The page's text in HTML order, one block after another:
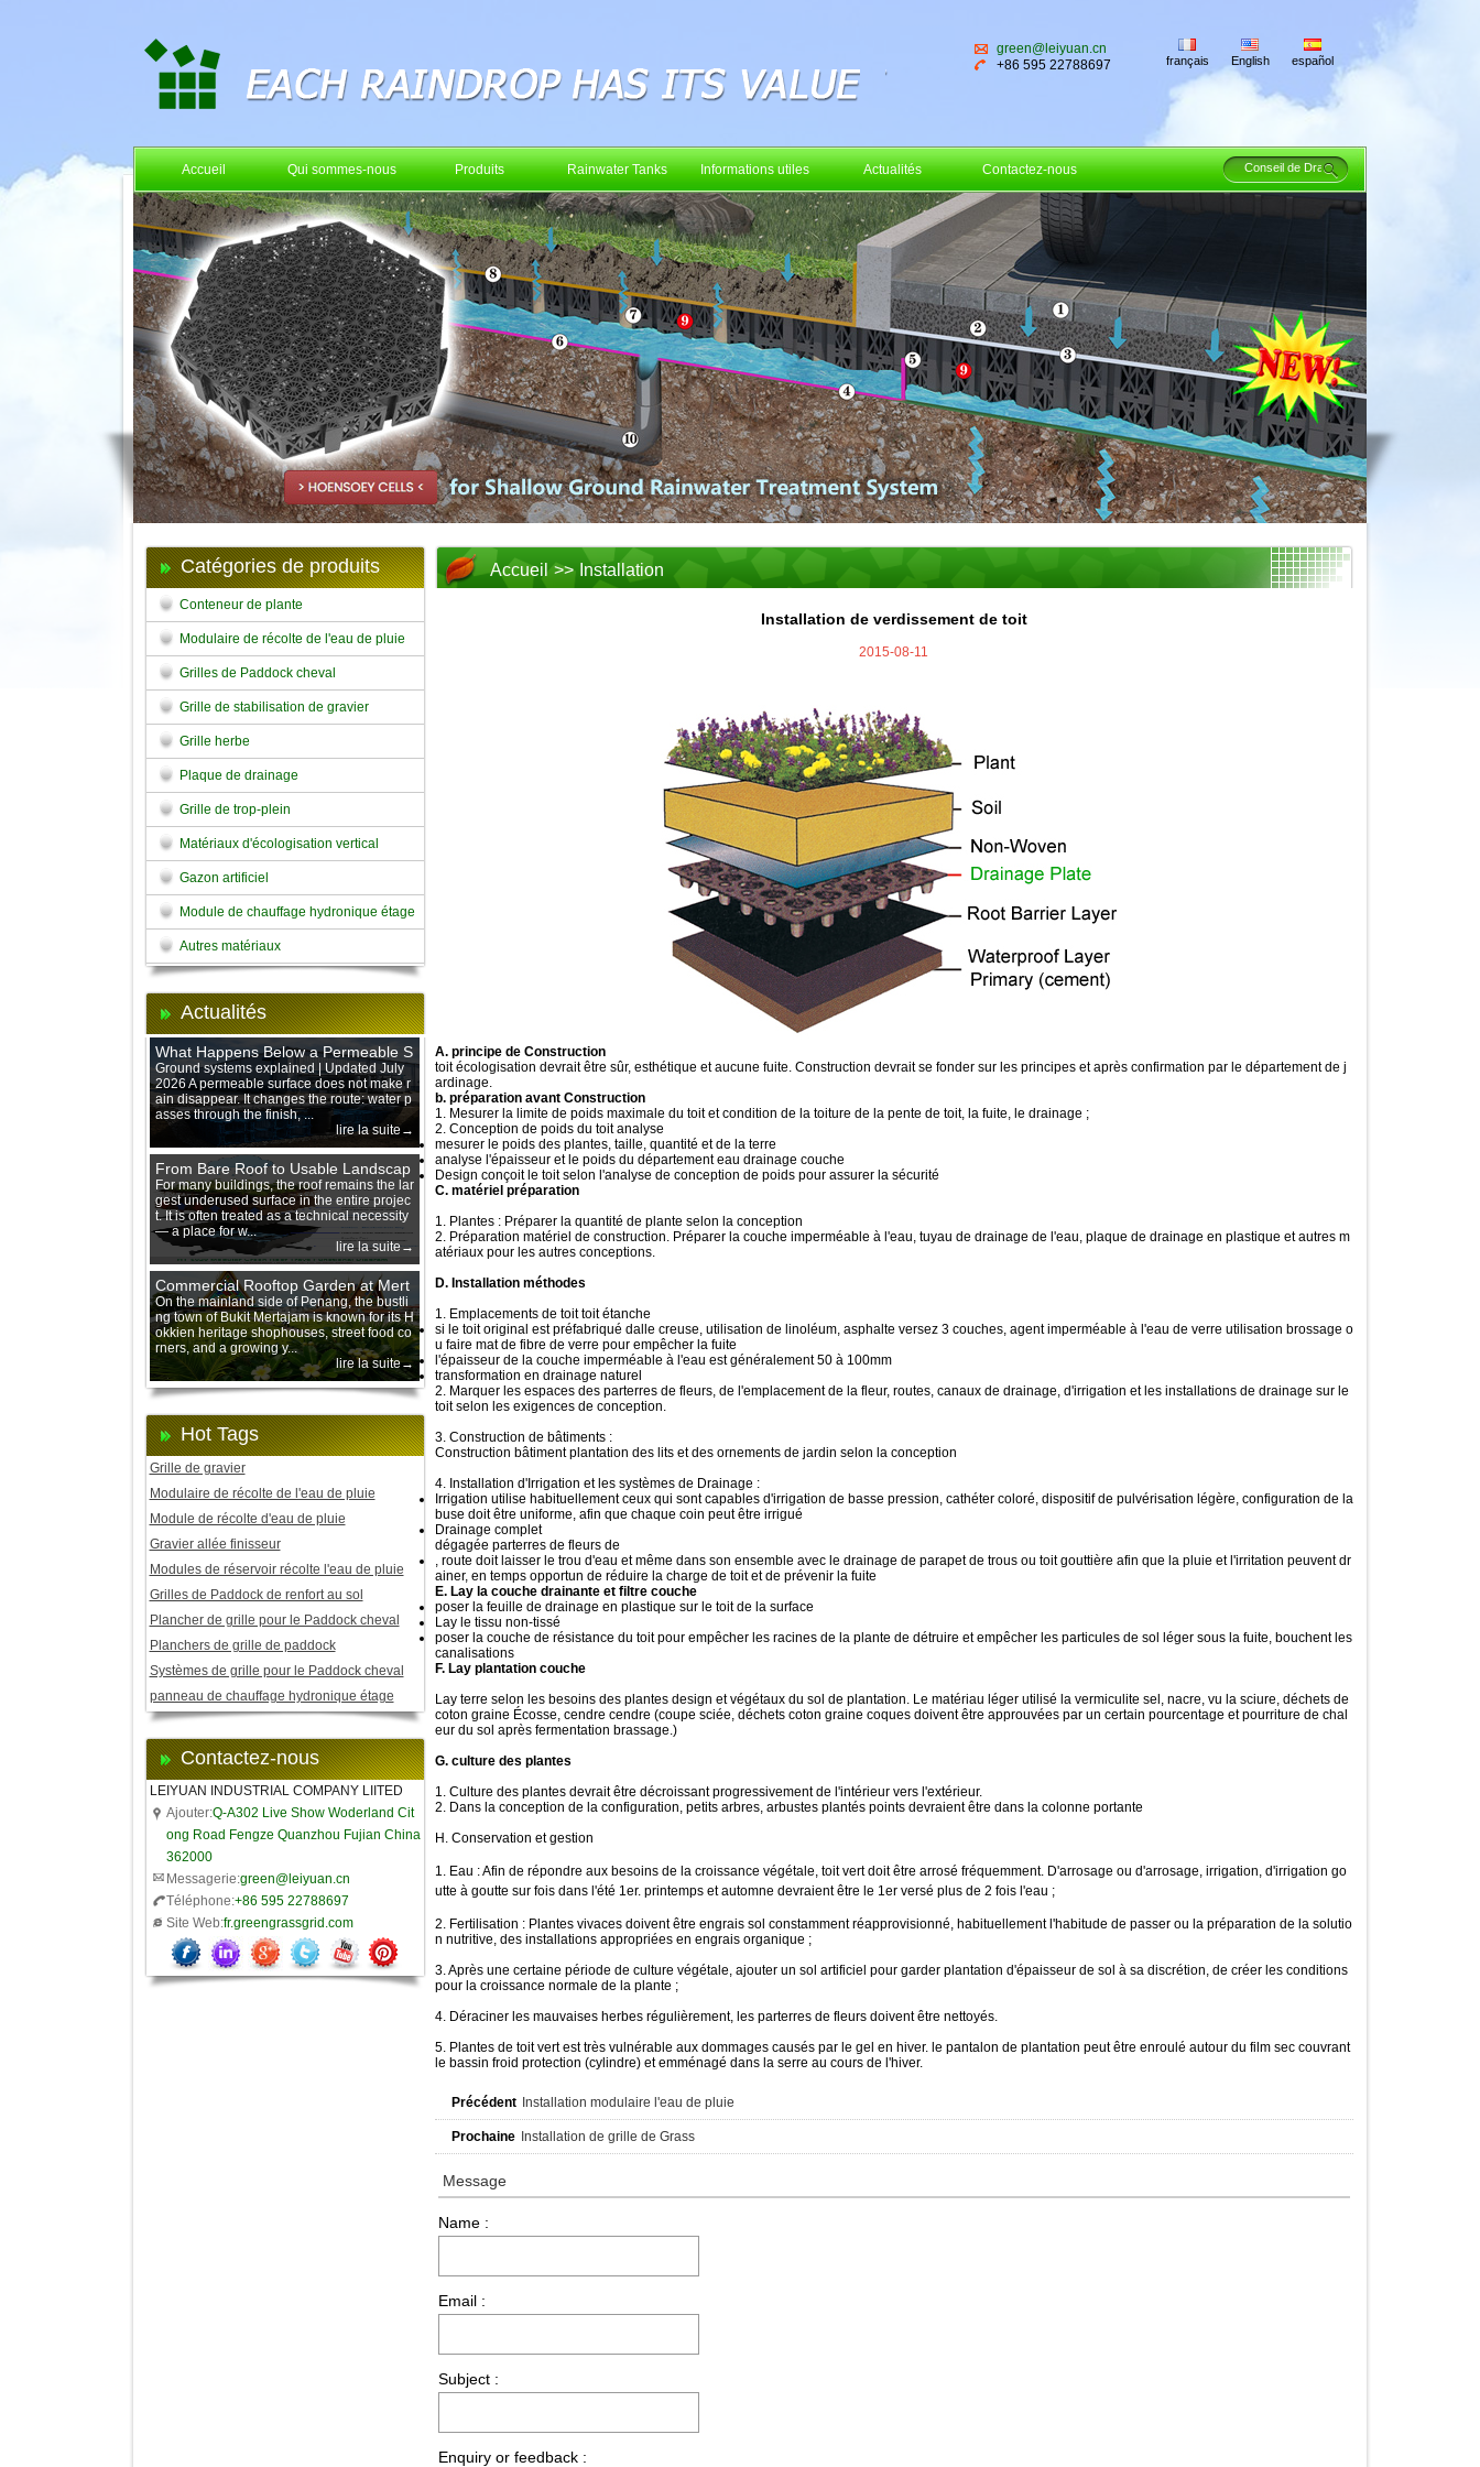
green@leiyuan.cn
+86 595 22788697
français English español
Accueil Qui sommes-nous Produits Rainwater Tanks Informations utiles Actualités Contactez-nous
Catégories de produits
Conteneur de plante
Modulaire de récolte de l'eau de pluie
Grilles de Paddock cheval
Grille de stabilisation de gravier
Grille herbe
Plaque de drainage
Grille de trop-plein
Matériaux d'écologisation vertical
Gazon artificiel
Module de chauffage hydronique étage
Autres matériaux
Actualités
What Happens Below a Permeable S
urface During Heavy Rain?
Ground systems explained | Updated July
2026 A permeable surface does not make r
ain disappear. It changes the route: water p
asses through the finish, ...
lire la suite→
From Bare Roof to Usable Landscap
e: Designing with 200 mm Green Ro
of Trays
For many buildings, the roof remains the lar
gest underused surface in the entire projec
t. It is often treated as a technical necessity
— a place for w...
lire la suite→
Commercial Rooftop Garden at Mert
ajam Urban Mall, Penang Mainland
On the mainland side of Penang, the bustli
ng town of Bukit Mertajam is known for its H
okkien heritage shophouses, street food co
rners, and a growing y...
lire la suite→
Hot Tags
Grille de gravier
Modulaire de récolte de l'eau de pluie
Module de récolte d'eau de pluie
Gravier allée finisseur
Modules de réservoir récolte l'eau de pluie
Grilles de Paddock de renfort au sol
Plancher de grille pour le Paddock cheval
Planchers de grille de paddock
Systèmes de grille pour le Paddock cheval
panneau de chauffage hydronique étage
Contactez-nous
LEIYUAN INDUSTRIAL COMPANY LIITED
Ajouter:Q-A302 Live Show Woderland Cit
ong Road Fengze Quanzhou Fujian China
362000
Messagerie:green@leiyuan.cn
Téléphone:+86 595 22788697
Site Web:fr.greengrassgrid.com
Accueil >> Installation
Installation de verdissement de toit
2015-08-11
A. principe de Construction
toit écologisation devrait être sûr, esthétique et aucune fuite. Construction devrait se fonder sur les principes et après confirmation par le département de j
ardinage.
b. préparation avant Construction
1. Mesurer la limite de poids maximale du toit et condition de la toiture de la pente de toit, la fuite, le drainage ;
2. Conception de poids du toit analyse
mesurer le poids des plantes, taille, quantité et de la terre
analyse l'épaisseur et le poids du département eau drainage couche
Design conçoit le toit selon l'analyse de conception de poids pour assurer la sécurité
C. matériel préparation
1. Plantes : Préparer la quantité de plante selon la conception
2. Préparation matériel de construction. Préparer la couche imperméable à l'eau, tuyau de drainage de l'eau, plaque de drainage en plastique et autres m
atériaux pour les autres conceptions.
D. Installation méthodes
1. Emplacements de toit toit étanche
si le toit original est préfabriqué dalle creuse, utilisation de linoléum, asphalte versez 3 couches, agent imperméable à l'eau de verre utilisation brossage o
u faire mat de fibre de verre pour empêcher la fuite
l'épaisseur de la couche imperméable à l'eau est généralement 50 à 100mm
transformation en drainage naturel
2. Marquer les espaces des parterres de fleurs, de l'emplacement de la fleur, routes, canaux de drainage, d'irrigation et les installations de drainage sur le
toit selon les exigences de conception.
3. Construction de bâtiments :
Construction bâtiment plantation des lits et des ornements de jardin selon la conception
4. Installation d'Irrigation et les systèmes de Drainage :
Irrigation utilise habituellement ceux qui sont capables d'irrigation de basse pression, cathéter coloré, dispositif de pulvérisation légère, configuration de la
buse doit être uniforme, afin que chaque coin peut être irrigué
Drainage complet
dégagée parterres de fleurs de
, route doit laisser le trou d'eau et même dans son ensemble avec le drainage de parapet de trous ou toit gouttière afin que la pluie et l'irritation peuvent dr
ainer, en temps opportun de réduire la charge de toit et de prévenir la fuite
E. Lay la couche drainante et filtre couche
poser la feuille de drainage en plastique sur le toit de la surface
Lay le tissu non-tissé
poser la couche de résistance du toit pour empêcher les racines de la plante de détruire et empêcher les particules de sol léger sous la fuite, bouchent les
canalisations
F. Lay plantation couche
Lay terre selon les besoins des plantes design et végétaux du sol de plantation. Le matériau léger utilisé la vermiculite sel, nacre, vu la sciure, déchets de
coton graine Écosse, cendre cendre (coupe sciée, déchets coton graine coques doivent être approuvées par un certain pourcentage et pourriture de chal
eur du sol après fermentation brassage.)
G. culture des plantes
1. Culture des plantes devrait être décroissant progressivement de l'intérieur vers l'extérieur.
2. Dans la conception de la configuration, petits arbres, arbustes plantés points devraient être dans la colonne portante
H. Conservation et gestion
1. Eau : Afin de répondre aux besoins de la croissance végétale, toit vert doit être arrosé fréquemment. D'arrosage ou d'arrosage, irrigation, d'irrigation go
utte à goutte sur fois dans l'été 1er. printemps et automne devraient être le 1er versé plus de 2 fois l'eau ;
2. Fertilisation : Plantes vivaces doivent être engrais sol constamment réapprovisionné, habituellement l'habitude de passer ou la préparation de la solutio
n nutritive, des installations appropriées en engrais organique ;
3. Après une certaine période de culture végétale, ajouter un sol artificiel pour garder plantation d'épaisseur de sol à sa discrétion, de créer les conditions
pour la croissance normale de la plante ;
4. Déraciner les mauvaises herbes régulièrement, les parterres de fleurs doivent être nettoyés.
5. Plantes de toit vert est très vulnérable aux dommages causés par le gel en hiver. le pantalon de plantation peut être enroulé autour du film sec couvrant
le bassin froid protection (cylindre) et emménagé dans la serre au cours de l'hiver.
Précédent Installation modulaire l'eau de pluie
Prochaine Installation de grille de Grass
Message
Name :
Email :
Subject :
Enquiry or feedback :